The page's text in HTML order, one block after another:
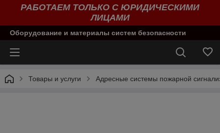
РАБОТАЕМ ТОЛЬКО С ЮРИДИЧЕСКИМИ
ЛИЦАМИ
Оборудование и материалы систем безопасности
Товары и услуги Адресные системы пожарной